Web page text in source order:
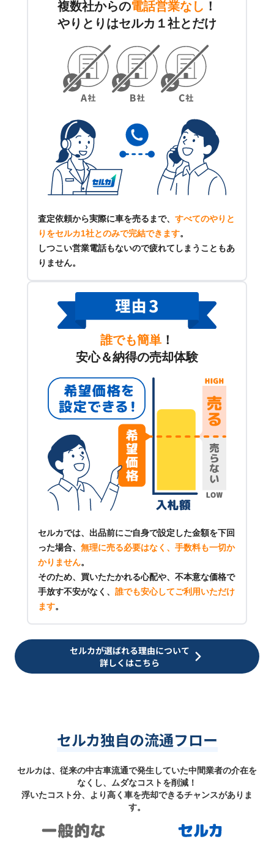
複数社からの電話営業なし ！
やりとりはセルカ１社とだけ
査定依頼から実際に車を売るまで、 すべてのやりと
りをセルカ1社とのみで完結できます。
しつこい営業電話もないので疲れてしまうこともあ
りません。
誰でも簡単 ！
安心＆納得の売却体験
セルカでは、出品前にご自身で設定した金額を下回
った場合、 無理に売る必要はなく、手数料も一切か
かりません。
そのため、買いたたかれる心配や、不本意な価格で
手放す不安がなく、 誰でも安心してご利用いただけ
ます。
セルカが選ばれる理由について
詳しくはこちら
セルカ独自の流通フロー
セルカは、従来の中古車流通で発生していた中間業者の介在を
なくし、ムダなコストを削減！
浮いたコスト分、より高く車を売却できるチャンスがありま
す。